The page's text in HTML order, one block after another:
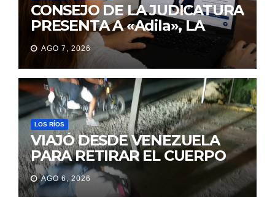
CONSEJO DE LA JUDICATURA
PRESENTA A «Adila», LA
ASISTENTE VIRTUAL QUE
ORIENTA A LA CIUDADANÍA
SOBRE TRÁMITES
JUDICIALES
AGO 7, 2026
LOS RÍOS
VIAJÓ DESDE VENEZUELA
PARA RETIRAR EL CUERPO
DE SU MARIDO QUE
PERMANECIÓ SEIS DÍAS EN
AGO 6, 2026